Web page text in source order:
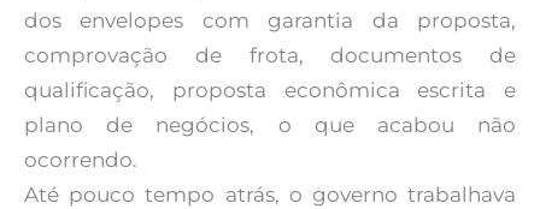
dos envelopes com garantia da proposta,
comprovação de frota, documentos de
qualificação, proposta econômica escrita e
plano de negócios, o que acabou não
ocorrendo.
Até pouco tempo atrás, o governo trabalhava